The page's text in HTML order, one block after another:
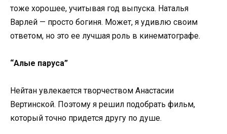
тоже хорошее, учитывая год выпуска. Наталья
Варлей — просто богиня. Может, я удивлю своим
ответом, но это ее лучшая роль в кинематографе.
“Алые паруса”
Нейтан увлекается творчеством Анастасии
Вертинской. Поэтому я решил подобрать фильм,
который точно придется другу по душе.